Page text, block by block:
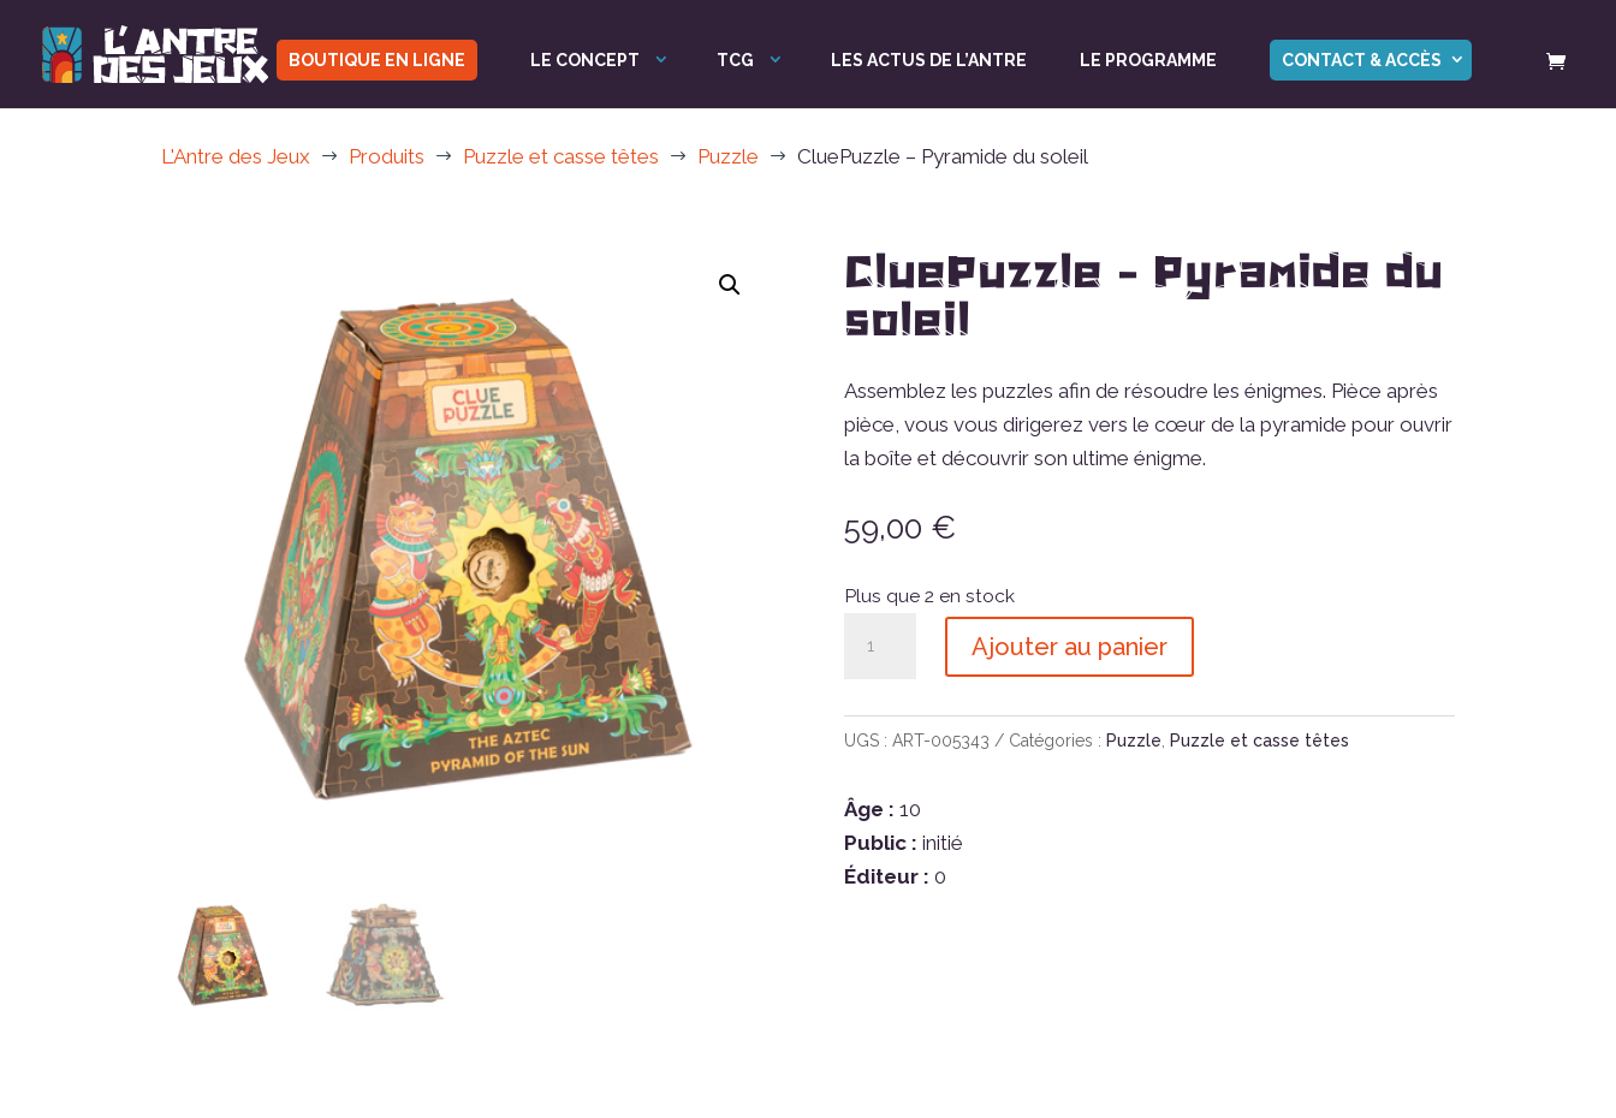
BOUTIQUE EN LIGNE LE CONCEPT TCG LES ACTUS DE L’ANTRE LE PROGRAMME CONTACT & ACCÈS
L'Antre des Jeux $ Produits $ Puzzle et casse têtes $ Puzzle $ CluePuzzle – Pyramide du soleil
CluePuzzle – Pyramide du
soleil
Assemblez les puzzles afin de résoudre les énigmes. Pièce après
pièce, vous vous dirigerez vers le cœur de la pyramide pour ouvrir
la boîte et découvrir son ultime énigme.
59,00 €
Plus que 2 en stock
-
du
soleil
Ajouter au panier
UGS : ART-005343 Catégories : Puzzle Puzzle et casse têtes
Âge : 10
Public : initié
Éditeur : 0